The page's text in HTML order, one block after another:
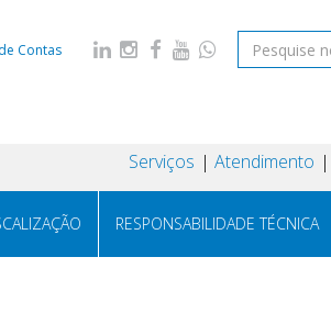
Contas
Serviços Atendimento
RESPONSABILIDADE TÉCNICA